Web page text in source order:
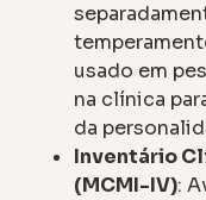
usado em
na clínica
da
Inventário
(MCMI-IV):